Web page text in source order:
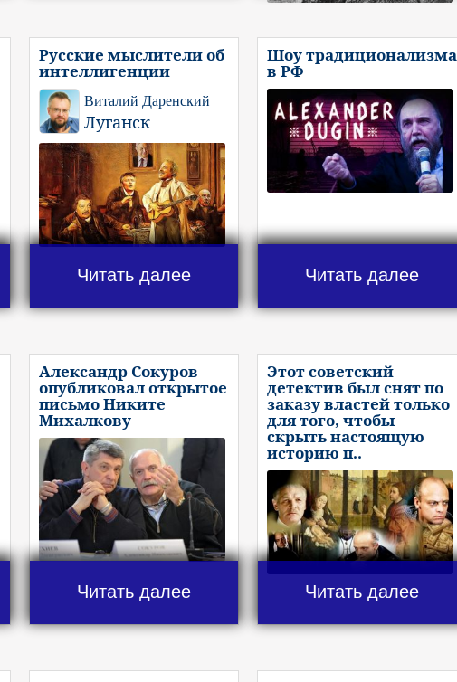
Русские мыслители об
интеллигенции
Виталий Даренский
Луганск
Читать далее
Шоу традиционализма
в РФ
Читать далее
Александр Сокуров
опубликовал открытое
письмо Никите
Михалкову
Читать далее
Этот советский
детектив был снят по
заказу властей только
для того, чтобы
скрыть настоящую
историю п..
Читать далее